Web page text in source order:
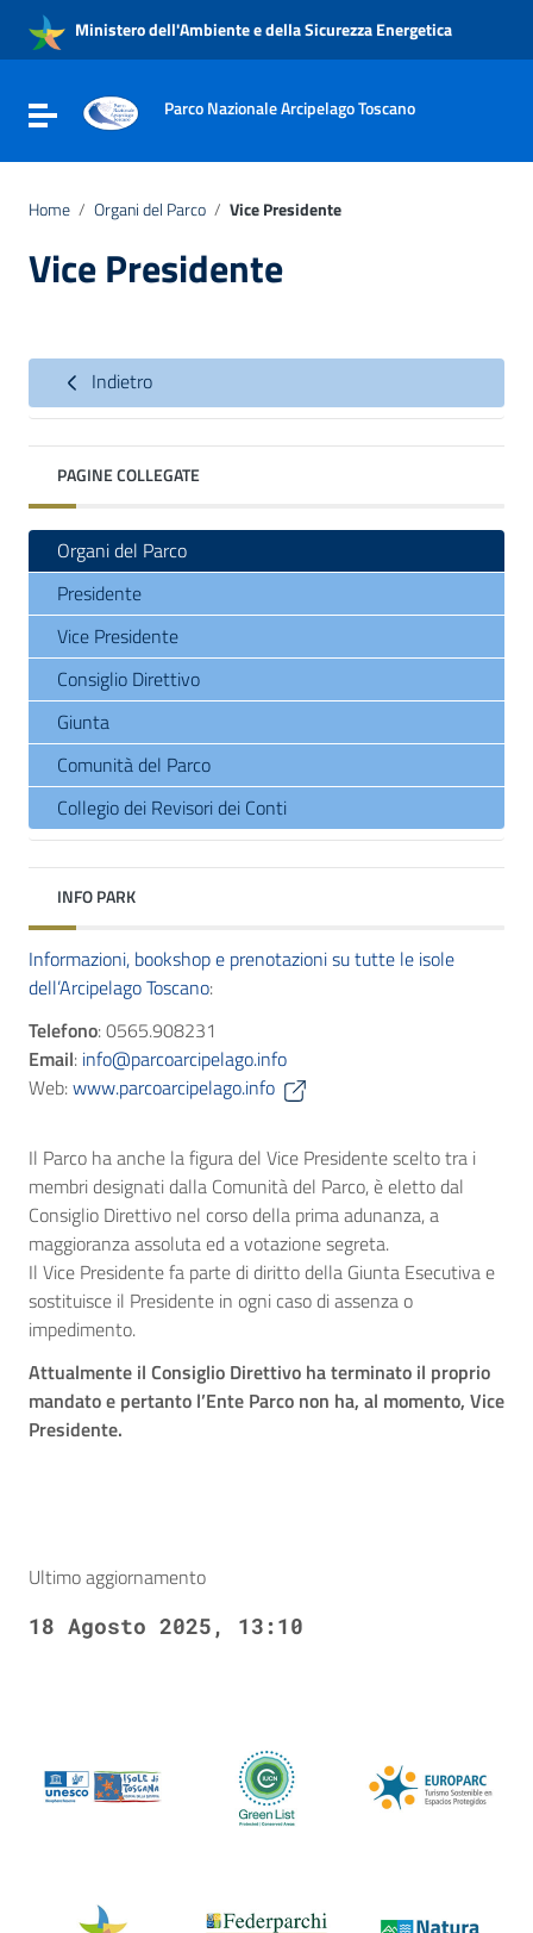
Vai al menu di navigazione
Vai al footer
Ministero dell'Ambiente e della Sicurezza Energetica
Attiva / disattiva la navigazione
Parco Nazionale Arcipelago Toscano
Home / Organi del Parco / Vice Presidente
Vice Presidente
Indietro
PAGINE COLLEGATE
Organi del Parco
Presidente
Vice Presidente
Consiglio Direttivo
Giunta
Comunità del Parco
Collegio dei Revisori dei Conti
INFO PARK
Informazioni, bookshop e prenotazioni su tutte le isole
dell’Arcipelago Toscano:
Telefono: 0565.908231
Email: info@parcoarcipelago.info
Web:www.parcoarcipelago.info
Il Parco ha anche la figura del Vice Presidente scelto tra i
membri designati dalla Comunità del Parco, è eletto dal
Consiglio Direttivo nel corso della prima adunanza, a
maggioranza assoluta ed a votazione segreta.
Il Vice Presidente fa parte di diritto della Giunta Esecutiva e
sostituisce il Presidente in ogni caso di assenza o
impedimento.
Attualmente il Consiglio Direttivo ha terminato il proprio
mandato e pertanto l’Ente Parco non ha, al momento, Vice
Presidente.
Ultimo aggiornamento
18 Agosto 2025, 13:10